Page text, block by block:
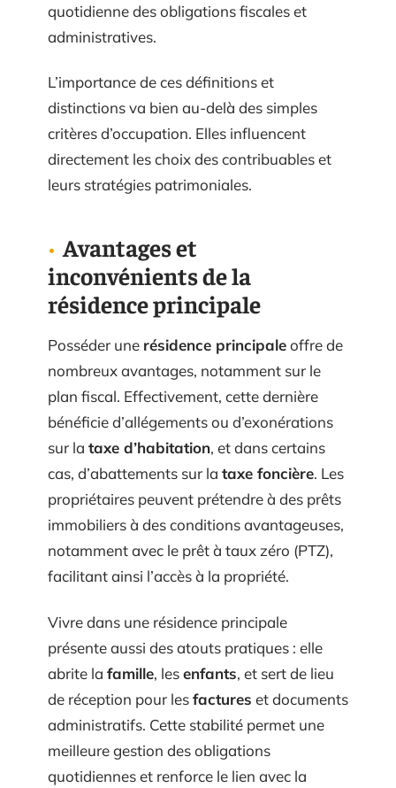
quotidienne des obligations fiscales et
administratives.
L’importance de ces définitions et
distinctions va bien au-delà des simples
critères d’occupation. Elles influencent
directement les choix des contribuables et
leurs stratégies patrimoniales.
Avantages et
inconvénients de la
résidence principale
Posséder une résidence principaleoffre de
nombreux avantages, notamment sur le
plan fiscal. Effectivement, cette dernière
bénéficie d’allégements ou d’exonérations
sur la taxe d’habitation, et dans certains
cas, d’abattements sur la taxe foncière. Les
propriétaires peuvent prétendre à des prêts
immobiliers à des conditions avantageuses,
notamment avec le prêt à taux zéro (PTZ),
facilitant ainsi l’accès à la propriété.
Vivre dans une résidence principale
présente aussi des atouts pratiques : elle
abrite la famille, lesenfants, et sert de lieu
de réception pour lesfactures et documents
administratifs. Cette stabilité permet une
meilleure gestion des obligations
quotidiennes et renforce le lien avec la